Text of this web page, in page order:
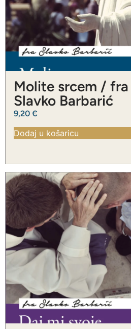
Molite srcem / fra
Slavko Barbarić
9,20 €
Dodaj u košaricu